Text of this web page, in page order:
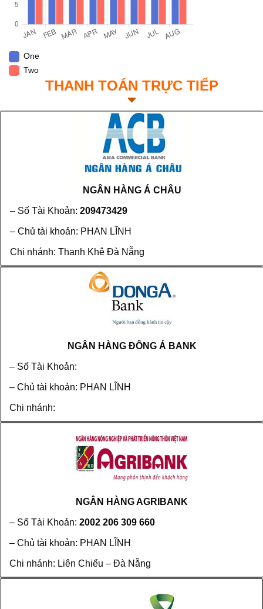
One
Two
THANH TOÁN TRỰC TIẾP
NGÂN HÀNG Á CHÂU
– Số Tài Khoản: 209473429
– Chủ tài khoản: PHAN LĨNH
Chi nhánh: Thanh Khê Đà Nẵng
NGÂN HÀNG ĐÔNG Á BANK
– Số Tài Khoản:
– Chủ tài khoản: PHAN LĨNH
Chi nhánh:
NGÂN HÀNG AGRIBANK
– Số Tài Khoản: 2002 206 309 660
– Chủ tài khoản: PHAN LĨNH
Chi nhánh: Liên Chiểu – Đà Nẵng